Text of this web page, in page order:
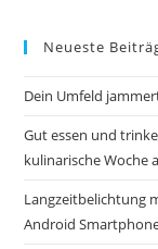
Neueste
Dein Umfeld
Gut essen und
kulinarische Woche
Langzeitbelichtung
Android